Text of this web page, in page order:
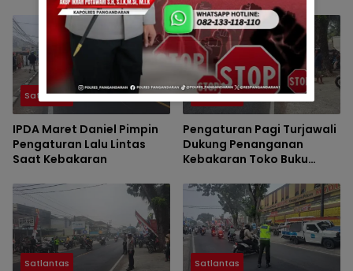
Satlantas
IPDA Maret Daniel Pimpin
Pengaturan Lalu Lintas
Saat Kebakaran
Satlantas
Pengaturan Pagi Turjawali
Dukung Penanganan
Kebakaran Toko Buku
Satlantas Satlantas